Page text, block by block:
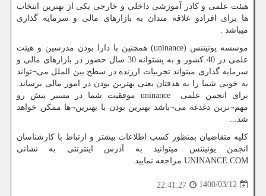
هیئت علمی و کادر آموزشی داخلی و خارجی یکی از بهترین انتخاب
ها برای افرادو علاقه مندان به بازارهای مالی و سرمایه گذاری
میباشد .
موسسه یونیننس (uninance) همچنین با دارا بودن مدرسین و هیئت
علمی در 40 کشور و به پشتوانه 30 سال حضور در بازارهای مالی و
سرمایه گذاری میتواند تجربیات ارزنده در سطح بین الملل می¬تواند
به خوبی شما را به هدفتان یعنی بهترین بودن در امور مالی برساند.
برای انجمن علمیuninance موفقیت شما در مسیر پیش رو
مهم¬ترین دغدغه می¬باشد بهترین بودن با بهترین¬ها ممکن خواهد
شد...
کلیه متقاضیان بمنظور کسب اطلاعات بیشتر و ارتباط با کارشناسان
انجمن یونیننس میتوانید به آدرس اینترنتی به نشانی
UNINANCE.COM مراجعه نمایید.
1400/03/12
22:41:27